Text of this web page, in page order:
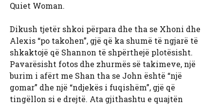
Quiet Woman.
Dikush tjetër shkoi përpara dhe tha se Xhoni dhe
Alexis “po takohen”, gjë që ka shumë të ngjarë të
shkaktojë që Shannon të shpërthejë plotësisht.
Pavarësisht fotos dhe zhurmës së takimeve, një
burim i afërt me Shan tha se John është “një
gomar” dhe një “ndjekës i fuqishëm”, gjë që
tingëllon si e drejtë. Ata gjithashtu e quajtën